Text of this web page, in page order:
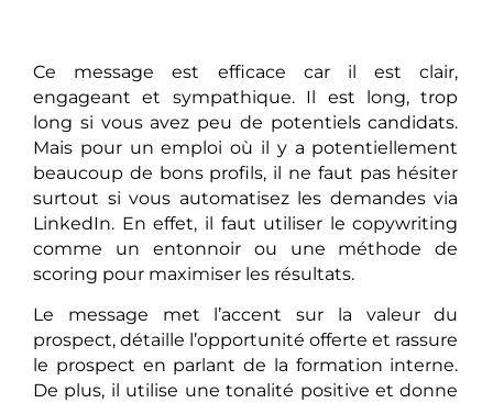
Ce message est efficace car il est clair,
engageant et sympathique. Il est long, trop
long si vous avez peu de potentiels candidats.
Mais pour un emploi où il y a potentiellement
beaucoup de bons profils, il ne faut pas hésiter
surtout si vous automatisez les demandes via
LinkedIn. En effet, il faut utiliser le copywriting
comme un entonnoir ou une méthode de
scoring pour maximiser les résultats.
Le message met l’accent sur la valeur du
prospect, détaille l’opportunité offerte et rassure
le prospect en parlant de la formation interne.
De plus, il utilise une tonalité positive et donne